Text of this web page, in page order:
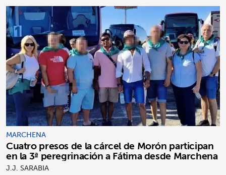
MARCHENA
Cuatro presos de la cárcel de Morón participan
en la 3ª peregrinación a Fátima desde Marchena
J.J. SARABIA